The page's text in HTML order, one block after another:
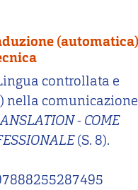
controllata e
nella comunicazione
- COME
(S. 8).